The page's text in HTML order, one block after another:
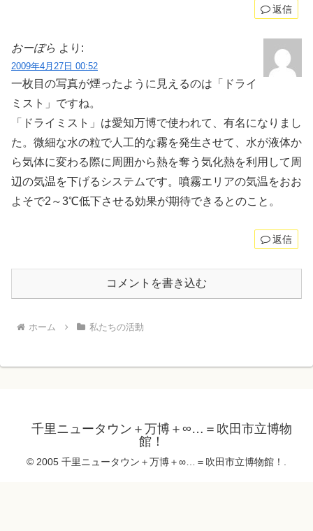
返信
おーぼら より:
2009年4月27日 00:52
一枚目の写真が煙ったように見えるのは「ドライ
ミスト」ですね。
「ドライミスト」は愛知万博で使われて、有名になりまし
た。微細な水の粒で人工的な霧を発生させて、水が液体か
ら気体に変わる際に周囲から熱を奪う気化熱を利用して周
辺の気温を下げるシステムです。噴霧エリアの気温をおお
よそで2～3℃低下させる効果が期待できるとのこと。
返信
コメントを書き込む
ホーム 私たちの活動
千里ニュータウン＋万博＋∞…＝吹田市立博物
館！
© 2005 千里ニュータウン＋万博＋∞…＝吹田市立博物館！.